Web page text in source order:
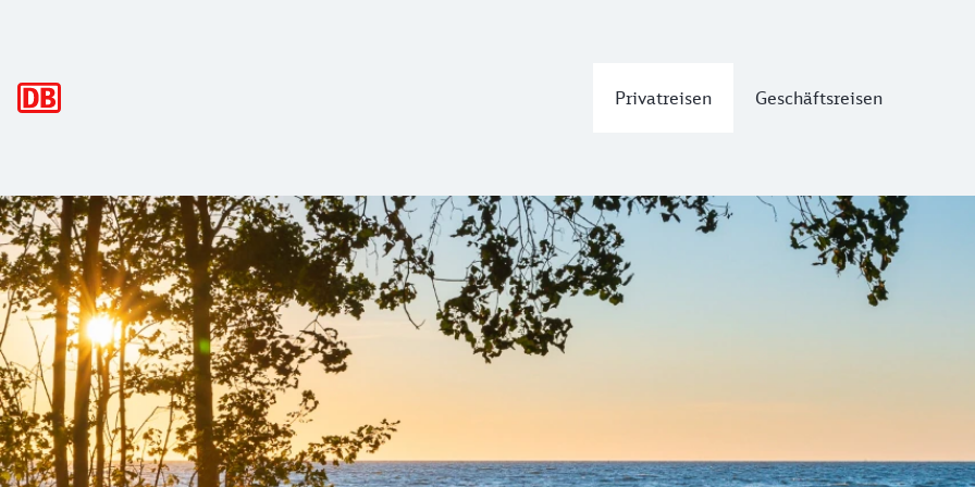
Privatreisen Geschäftsreisen
Südost-Rügen: Sinfonie aus Land und Meer
In der ebenso harmonischen wie abwechslungsreichen Landschaft des Biosphärenreservats Südost-Rügen bilden Land
Die 3Badeorte Göhren, Baabe und Sellingarantieren mitkilometerlangen feinsandigen Stränden zwischen